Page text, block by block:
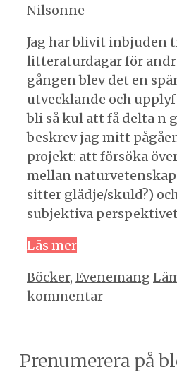
Nilsonne
Jag har blivit inbjuden
litteraturdagar för
gången blev det en
utvecklande och
bli så kul att få delta n
beskrev jag mitt
projekt: att försöka
mellan
sitter glädje/skuld?)
subjektiva
Läs mer
Kategorier
Böcker, Evenemang
kommentar
Prenumerera på